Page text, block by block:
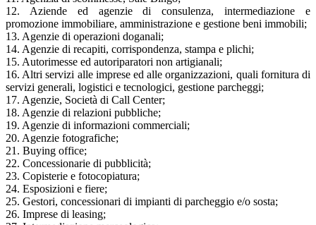
12. Aziende ed agenzie di consulenza, intermediazione e
promozione immobiliare, amministrazione e gestione beni immobili;
13. Agenzie di operazioni doganali;
14. Agenzie di recapiti, corrispondenza, stampa e plichi;
15. Autorimesse ed autoriparatori non artigianali;
16. Altri servizi alle imprese ed alle organizzazioni, quali fornitura di
servizi generali, logistici e tecnologici, gestione parcheggi;
17. Agenzie, Società di Call Center;
18. Agenzie di relazioni pubbliche;
19. Agenzie di informazioni commerciali;
20. Agenzie fotografiche;
21. Buying office;
22. Concessionarie di pubblicità;
23. Copisterie e fotocopiatura;
24. Esposizioni e fiere;
25. Gestori, concessionari di impianti di parcheggio e/o sosta;
26. Imprese di leasing;